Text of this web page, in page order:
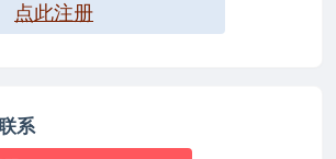
点此注册
系